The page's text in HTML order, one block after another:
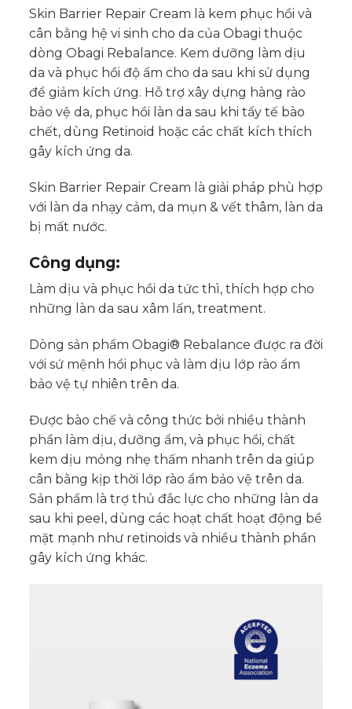
Skin Barrier Repair Cream là kem phục hồi và
cân bằng hệ vi sinh cho da của Obagi thuộc
dòng Obagi Rebalance. Kem dưỡng làm dịu
da và phục hồi độ ẩm cho da sau khi sử dụng
để giảm kích ứng. Hỗ trợ xây dựng hàng rào
bảo vệ da, phục hồi làn da sau khi tẩy tế bào
chết, dùng Retinoid hoặc các chất kích thích
gây kích ứng da.
Skin Barrier Repair Cream là giải pháp phù hợp
với làn da nhạy cảm, da mụn & vết thâm, làn da
bị mất nước.
Công dụng:
Làm dịu và phục hồi da tức thì, thích hợp cho
những làn da sau xâm lấn, treatment.
Dòng sản phẩm Obagi® Rebalance được ra đời
với sứ mệnh hồi phục và làm dịu lớp rào ẩm
bảo vệ tự nhiên trên da.
Được bào chế và công thức bởi nhiều thành
phần làm dịu, dưỡng ẩm, và phục hồi, chất
kem dịu mỏng nhẹ thấm nhanh trên da giúp
cân bằng kịp thời lớp rào ẩm bảo vệ trên da.
Sản phẩm là trợ thủ đắc lực cho những làn da
sau khi peel, dùng các hoạt chất hoạt động bề
mặt mạnh như retinoids và nhiều thành phần
gây kích ứng khác.